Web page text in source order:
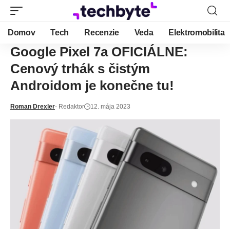
Domov Tech Recenzie Veda Elektromobilita
Google Pixel 7a OFICIÁLNE:
Cenový trhák s čistým
Androidom je konečne tu!
Roman Drexler- Redaktor 12. mája 2023